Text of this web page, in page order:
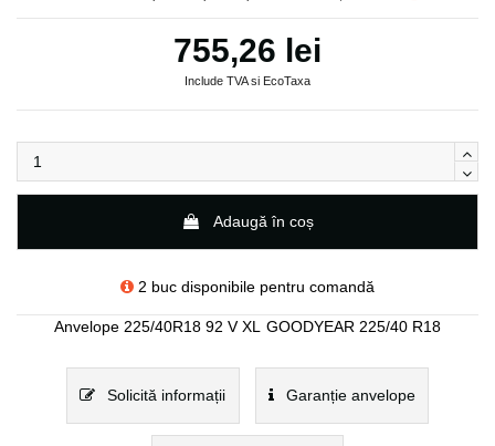
755,26 lei
Include TVA si EcoTaxa
Adaugă în coș
2 buc disponibile pentru comandă
Anvelope 225/40R18 92 V XL GOODYEAR 225/40 R18
Solicită informații Garanție anvelope